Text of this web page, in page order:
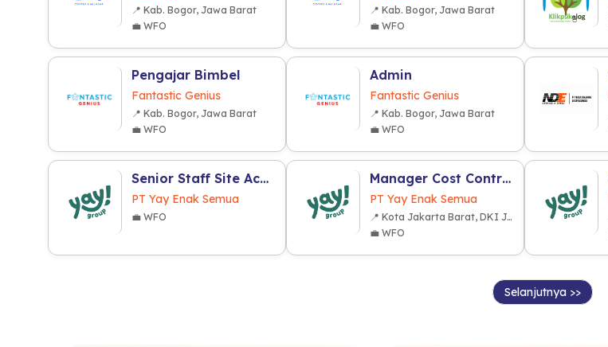
📍 Kab. Bogor, Jawa Barat
💼 WFO
📍 Kab. Bogor, Jawa Barat
💼 WFO
Pengajar Bimbel
Fantastic Genius
📍 Kab. Bogor, Jawa Barat
💼 WFO
Admin
Fantastic Genius
📍 Kab. Bogor, Jawa Barat
💼 WFO
Senior Staff Site Acquisition (F&B Industry)
PT Yay Enak Semua
💼 WFO
Manager Cost Control (F&B Industry)
PT Yay Enak Semua
📍 Kota Jakarta Barat, DKI Jakarta
💼 WFO
Selanjutnya >>